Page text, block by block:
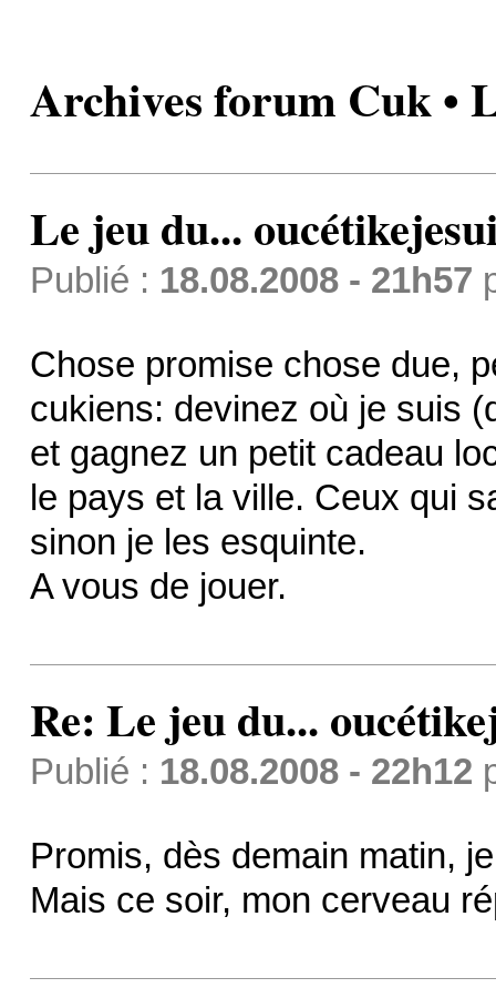
Archives forum Cuk •
Le jeu du...
Publié : 18.08.2008 - 21h57
Chose promise chose due,
cukiens: devinez où je suis
et gagnez un petit cadeau
le pays et la ville. Ceux qui
sinon je les esquinte.
A vous de jouer.
Re: Le jeu du...
Publié : 18.08.2008 - 22h12
Promis, dès demain matin,
Mais ce soir, mon cerveau